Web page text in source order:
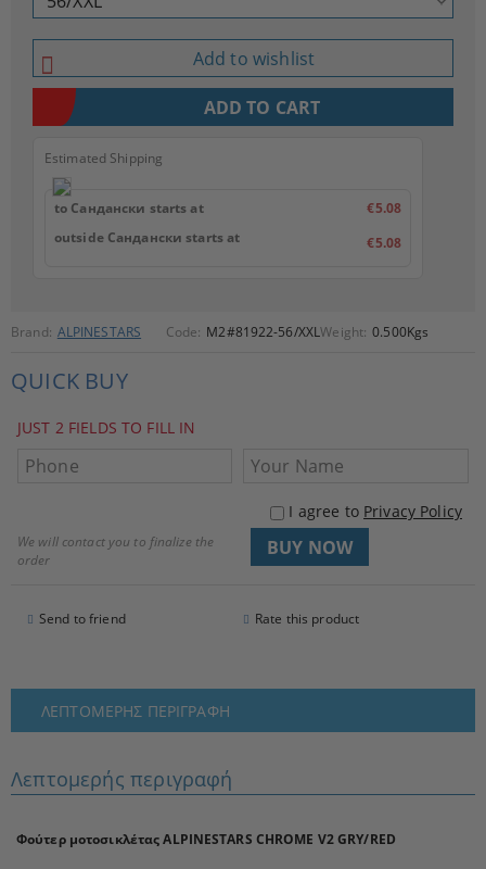
Brand: ALPINESTARS Code: M2#81922-56/XXLWeight: 0.500Kgs
QUICK BUY
JUST 2 FIELDS TO FILL IN
I agree to Privacy Policy
We will contact you to finalize the
order
Send to friend Rate this product
Add to wishlist
Estimated Shipping
to Сандански starts at
€5.08
outside Сандански starts at
€5.08
ΛΕΠΤΟΜΕΡΉΣ ΠΕΡΙΓΡΑΦΉ
Λεπτομερής περιγραφή
Φούτερ μοτοσικλέτας ALPINESTARS CHROME V2 GRY/RED